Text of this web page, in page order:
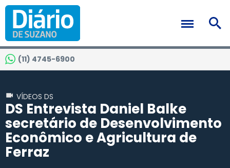
(11) 4745-6900
VÍDEOS DS
DS Entrevista Daniel Balke
secretário de Desenvolvimento
Econômico e Agricultura de
Ferraz